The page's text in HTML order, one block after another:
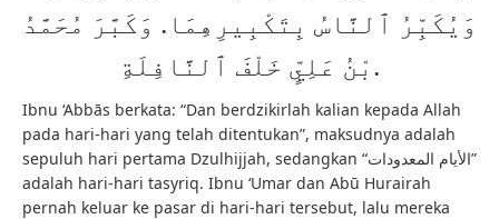
وَيُكَبِّرُ ٱلنَّاسُ بِتَكْبِيرِهِمَا. وَكَبَّرَ مُحَمَّدُ
بْنُ عَلِيٍّ خَلْفَ ٱلنَّافِلَةِ.
Ibnu ‘Abbās berkata: “Dan berdzikirlah kalian kepada Allah
pada hari-hari yang telah ditentukan”, maksudnya adalah
sepuluh hari pertama Dzulhijjah, sedangkan “الأيام المعدودات”
adalah hari-hari tasyriq. Ibnu ‘Umar dan Abū Hurairah
pernah keluar ke pasar di hari-hari tersebut, lalu mereka